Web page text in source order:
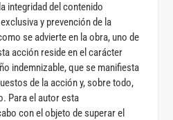
integridad del contenido
y prevención de la
se advierte en la obra, uno de
acción reside en el carácter
indemnizable, que se manifiesta
de la acción y, sobre todo,
Para el autor esta
con el objeto de superar el